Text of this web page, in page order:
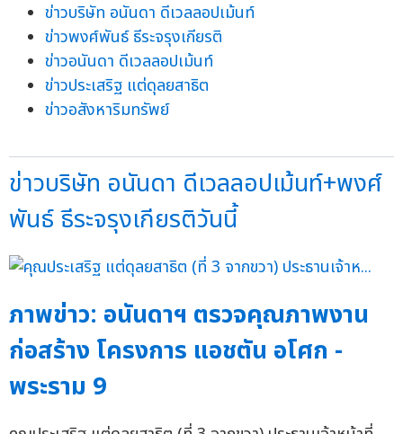
ข่าวบริษัท อนันดา ดีเวลลอปเม้นท์
ข่าวพงศ์พันธ์ ธีระจรุงเกียรติ
ข่าวอนันดา ดีเวลลอปเม้นท์
ข่าวประเสริฐ แต่ดุลยสาธิต
ข่าวอสังหาริมทรัพย์
ข่าวบริษัท อนันดา ดีเวลลอปเม้นท์+พงศ์
พันธ์ ธีระจรุงเกียรติวันนี้
ภาพข่าว: อนันดาฯ ตรวจคุณภาพงาน
ก่อสร้าง โครงการ แอชตัน อโศก -
พระราม 9